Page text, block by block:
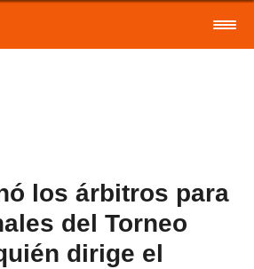
los árbitros para
del Torneo
dirige el